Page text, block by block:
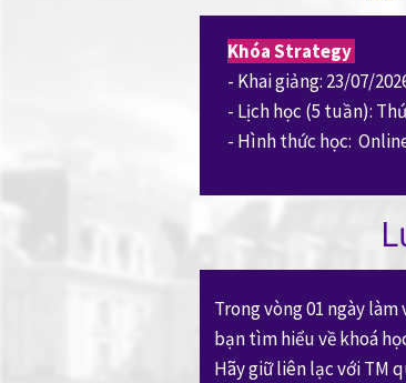
Khóa Strategy
- Khai giảng: 23/07/
- Lịch học (5 tuần):
- Hình thức học:
Trong vòng 01 ngày
bạn tìm hiểu về khoá
Hãy giữ liên lạc với TM